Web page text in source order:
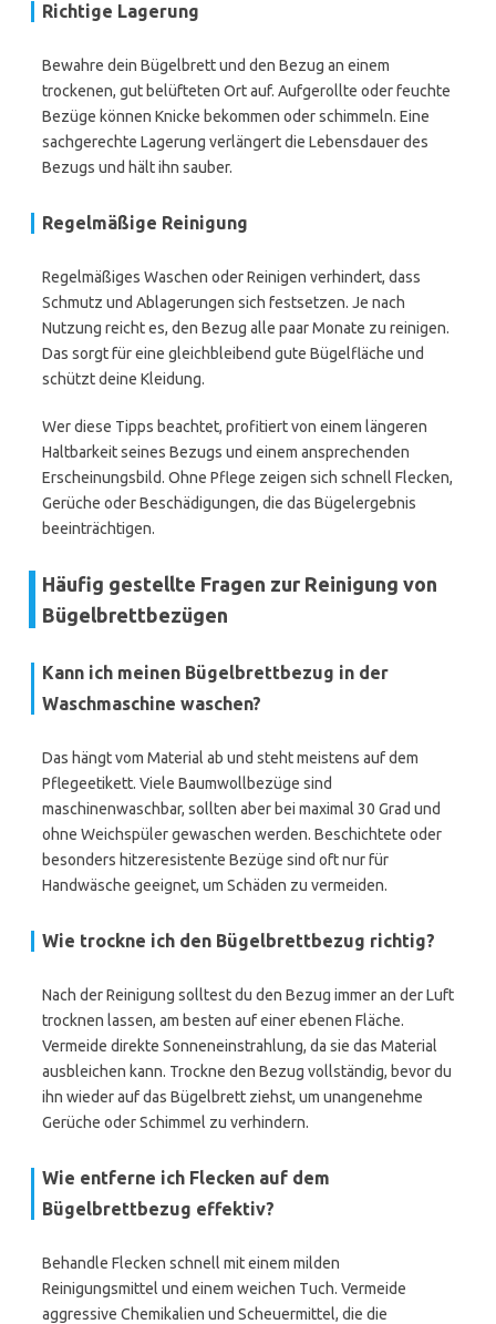
Richtige Lagerung
Bewahre dein Bügelbrett und den Bezug an einem
trockenen, gut belüfteten Ort auf. Aufgerollte oder feuchte
Bezüge können Knicke bekommen oder schimmeln. Eine
sachgerechte Lagerung verlängert die Lebensdauer des
Bezugs und hält ihn sauber.
Regelmäßige Reinigung
Regelmäßiges Waschen oder Reinigen verhindert, dass
Schmutz und Ablagerungen sich festsetzen. Je nach
Nutzung reicht es, den Bezug alle paar Monate zu reinigen.
Das sorgt für eine gleichbleibend gute Bügelfläche und
schützt deine Kleidung.
Wer diese Tipps beachtet, profitiert von einem längeren
Haltbarkeit seines Bezugs und einem ansprechenden
Erscheinungsbild. Ohne Pflege zeigen sich schnell Flecken,
Gerüche oder Beschädigungen, die das Bügelergebnis
beeinträchtigen.
Häufig gestellte Fragen zur Reinigung von
Bügelbrettbezügen
Kann ich meinen Bügelbrettbezug in der
Waschmaschine waschen?
Das hängt vom Material ab und steht meistens auf dem
Pflegeetikett. Viele Baumwollbezüge sind
maschinenwaschbar, sollten aber bei maximal 30 Grad und
ohne Weichspüler gewaschen werden. Beschichtete oder
besonders hitzeresistente Bezüge sind oft nur für
Handwäsche geeignet, um Schäden zu vermeiden.
Wie trockne ich den Bügelbrettbezug richtig?
Nach der Reinigung solltest du den Bezug immer an der Luft
trocknen lassen, am besten auf einer ebenen Fläche.
Vermeide direkte Sonneneinstrahlung, da sie das Material
ausbleichen kann. Trockne den Bezug vollständig, bevor du
ihn wieder auf das Bügelbrett ziehst, um unangenehme
Gerüche oder Schimmel zu verhindern.
Wie entferne ich Flecken auf dem
Bügelbrettbezug effektiv?
Behandle Flecken schnell mit einem milden
Reinigungsmittel und einem weichen Tuch. Vermeide
aggressive Chemikalien und Scheuermittel, die die